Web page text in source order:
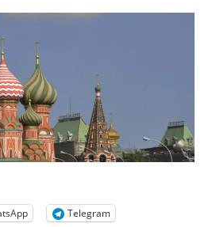
Telegram